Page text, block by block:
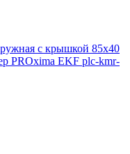
с крышкой 85х40
PROxima EKF plc-kmr-